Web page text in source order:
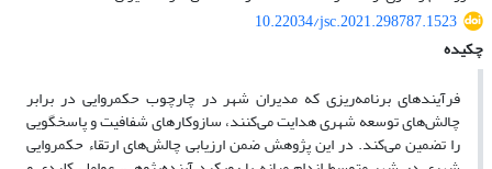
10.22034/jsc.2021.298787.1523
چکیده
فرآیندهای برنامه‌ریزی که مدیران شهر در چارچوب حکمروایی در برابر
چالش‌های توسعه شهری هدایت می‌کنند، سازوکارهای شفافیت و پاسخگویی
را تضمین می‌کند. در این پژوهش ضمن ارزیابی چالش‌های ارتقاء حکمروایی